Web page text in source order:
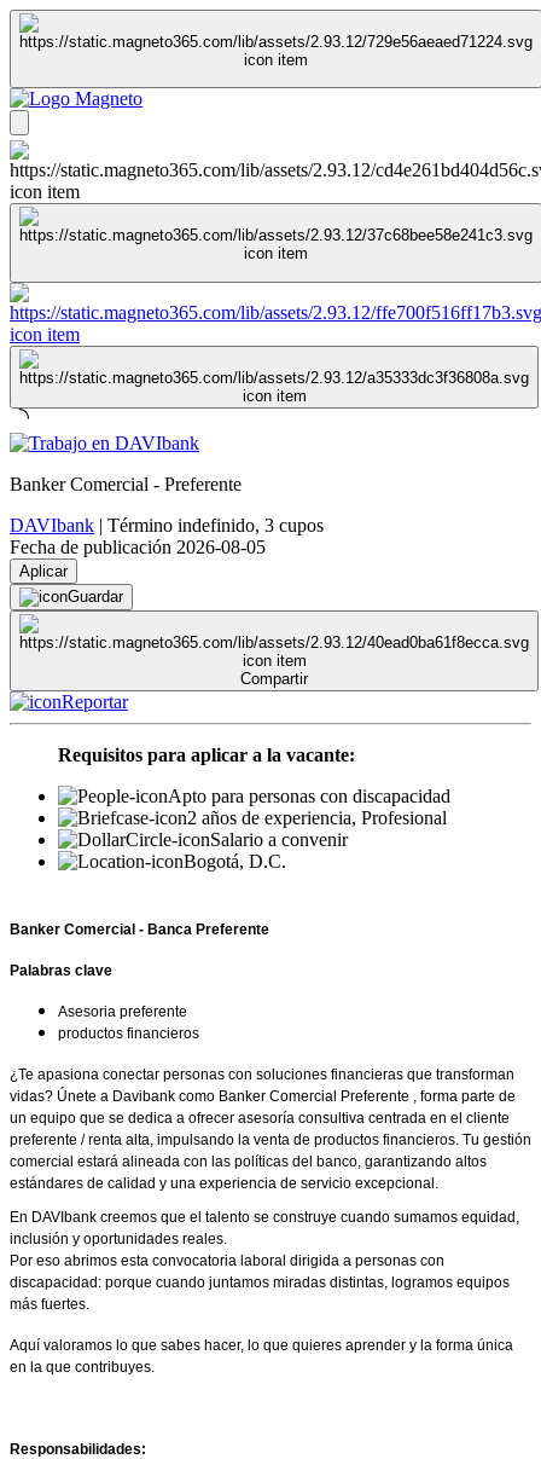
Banker Comercial - Preferente
DAVIbank | Término indefinido, 3 cupos
Fecha de publicación 2026-08-05
Aplicar
Guardar
Compartir
Reportar
Requisitos para aplicar a la vacante:
Apto para personas con discapacidad
2 años de experiencia, Profesional
Salario a convenir
Bogotá, D.C.
Banker Comercial - Banca Preferente
Palabras clave
Asesoria preferente
productos financieros
¿Te apasiona conectar personas con soluciones financieras que transforman
vidas? Únete a Davibank como Banker Comercial Preferente , forma parte de
un equipo que se dedica a ofrecer asesoría consultiva centrada en el cliente
preferente / renta alta, impulsando la venta de productos financieros. Tu gestión
comercial estará alineada con las políticas del banco, garantizando altos
estándares de calidad y una experiencia de servicio excepcional.
En DAVIbank creemos que el talento se construye cuando sumamos equidad,
inclusión y oportunidades reales.
Por eso abrimos esta convocatoria laboral dirigida a personas con
discapacidad: porque cuando juntamos miradas distintas, logramos equipos
más fuertes.
Aquí valoramos lo que sabes hacer, lo que quieres aprender y la forma única
en la que contribuyes.
Responsabilidades: